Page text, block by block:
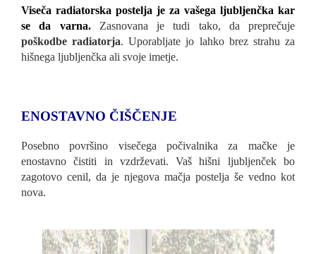
Viseča radiatorska postelja je za vašega ljubljenčka kar
se da varna.
Zasnovana je tudi tako, da preprečuje
poškodbe radiatorja. Uporabljate jo lahko brez strahu za
hišnega ljubljenčka ali svoje imetje.
ENOSTAVNO ČIŠČENJE
Posebno površino visečega počivalnika za mačke je
enostavno čistiti in vzdrževati. Vaš hišni ljubljenček bo
zagotovo cenil, da je njegova mačja postelja še vedno kot
nova.